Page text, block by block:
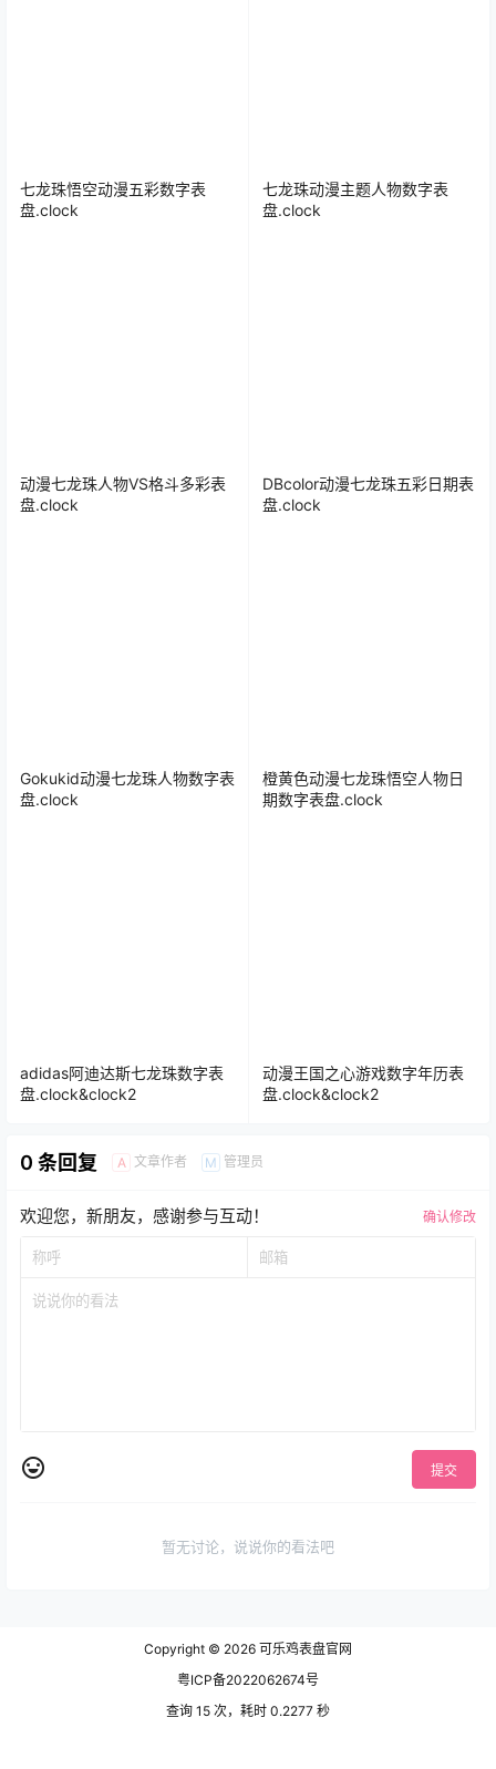
七龙珠悟空动漫五彩数字表
盘.clock
七龙珠动漫主题人物数字表
盘.clock
动漫七龙珠人物VS格斗多彩表
盘.clock
DBcolor动漫七龙珠五彩日期表
盘.clock
Gokukid动漫七龙珠人物数字表
盘.clock
橙黄色动漫七龙珠悟空人物日
期数字表盘.clock
adidas阿迪达斯七龙珠数字表
盘.clock&clock2
动漫王国之心游戏数字年历表
盘.clock&clock2
0 条回复 A 文章作者 M 管理员
欢迎您，新朋友，感谢参与互动！ 确认修改
提交
暂无讨论，说说你的看法吧
Copyright © 2026 可乐鸡表盘官网
粤ICP备2022062674号
查询 15 次，耗时 0.2277 秒